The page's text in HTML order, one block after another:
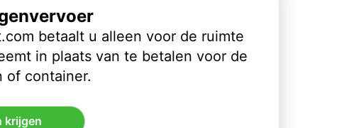
betaalt u alleen voor de ruimte
in plaats van te betalen voor de
of container.
krijgen